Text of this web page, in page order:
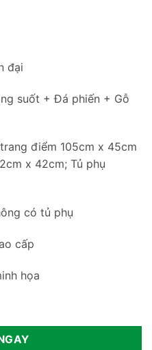
đại
suốt + Đá phiến + Gỗ
điểm 105cm x 45cm
x 42cm; Tủ phụ
có tủ phụ
cấp
họa
BTD21 số lượng